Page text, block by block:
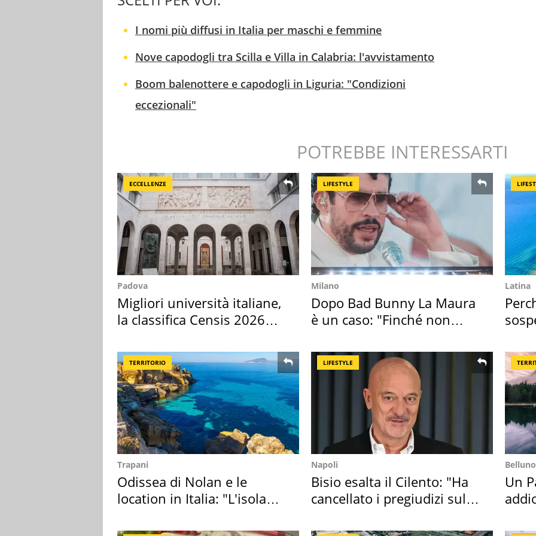
I nomi più diffusi in Italia per maschi e femmine
Nove capodogli tra Scilla e Villa in Calabria: l'avvistamento
Boom balenottere e capodogli in Liguria: "Condizioni
eccezionali"
POTREBBE INTERESSARTI
ECCELLENZE
Padova
Migliori università italiane,
la classifica Censis 2026
LIFESTYLE
Milano
Dopo Bad Bunny La Maura
è un caso: "Finché non
Latina
TERRITORIO
Trapani
Odissea di Nolan e le
location in Italia: "L'isola
LIFESTYLE
Napoli
Bisio esalta il Cilento: "Ha
cancellato i pregiudizi sul
Belluno
Un